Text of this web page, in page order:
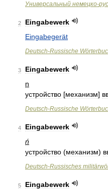
Универсальный немецко-
2
Eingabewerk
Eingabegerät
Deutsch-Russische
3
Eingabewerk
n
устройство [механизм]
Deutsch-Russische
4
Eingabewerk
ń
устройство (механизм)
Deutsch-Russisches
5
Eingabewerk